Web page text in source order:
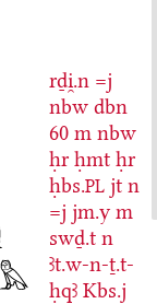
rḏi̯.n =j
nbw dbn
60 m nbw
ḥr ḥmt ḥr
ḥbs.PL jt n
=j jm.y m
swḏ.t n
ꜣt.w-n-ṯ.t-
ḥqꜣ Kbs.j